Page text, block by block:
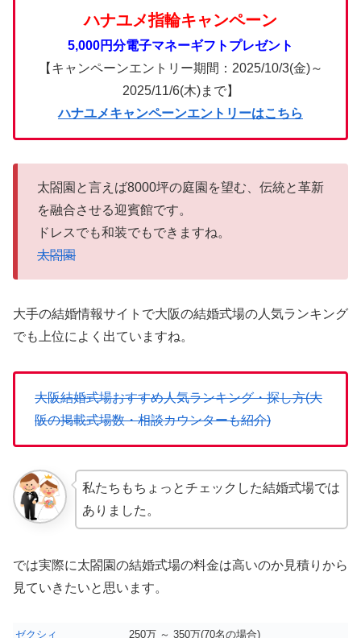
ハナユメ指輪キャンペーン
5,000円分電子マネーギフトプレゼント
【キャンペーンエントリー期間：2025/10/3(金)～
2025/11/6(木)まで】
ハナユメキャンペーンエントリーはこちら
太閤園と言えば8000坪の庭園を望む、伝統と革新
を融合させる迎賓館です。
ドレスでも和装でもできますね。
太閤園
大手の結婚情報サイトで大阪の結婚式場の人気ランキング
でも上位によく出ていますね。
大阪結婚式場おすすめ人気ランキング・探し方(大
阪の掲載式場数・相談カウンターも紹介)
私たちもちょっとチェックした結婚式場では
ありました。
では実際に太閤園の結婚式場の料金は高いのか見積りから
見ていきたいと思います。
ゼクシィ 250万 ～ 350万(70名の場合)